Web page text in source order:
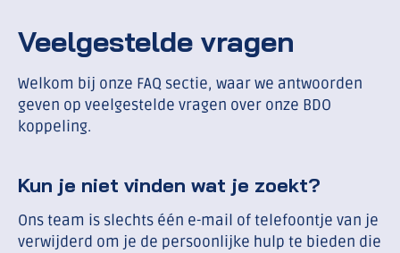
Veelgestelde vragen
Welkom bij onze FAQ sectie, waar we antwoorden
geven op veelgestelde vragen over onze BDO
koppeling.
Kun je niet vinden wat je zoekt?
Ons team is slechts één e-mail of telefoontje van je
verwijderd om je de persoonlijke hulp te bieden die